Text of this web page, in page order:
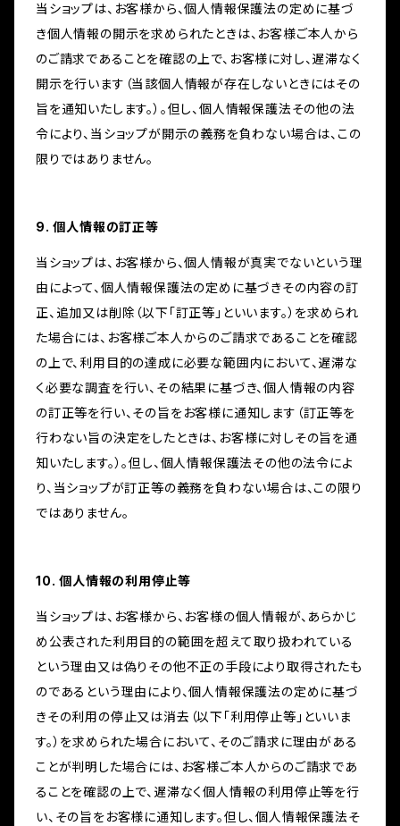
当ショップは、お客様から、個人情報保護法の定めに基づ
き個人情報の開示を求められたときは、お客様ご本人から
のご請求であることを確認の上で、お客様に対し、遅滞なく
開示を行います（当該個人情報が存在しないときにはその
旨を通知いたします。）。但し、個人情報保護法その他の法
令により、当ショップが開示の義務を負わない場合は、この
限りではありません。
9. 個人情報の訂正等
当ショップは、お客様から、個人情報が真実でないという理
由によって、個人情報保護法の定めに基づきその内容の訂
正、追加又は削除（以下「訂正等」といいます。）を求められ
た場合には、お客様ご本人からのご請求であることを確認
の上で、利用目的の達成に必要な範囲内において、遅滞な
く必要な調査を行い、その結果に基づき、個人情報の内容
の訂正等を行い、その旨をお客様に通知します（訂正等を
行わない旨の決定をしたときは、お客様に対しその旨を通
知いたします。）。但し、個人情報保護法その他の法令によ
り、当ショップが訂正等の義務を負わない場合は、この限り
ではありません。
10. 個人情報の利用停止等
当ショップは、お客様から、お客様の個人情報が、あらかじ
め公表された利用目的の範囲を超えて取り扱われている
という理由又は偽りその他不正の手段により取得されたも
のであるという理由により、個人情報保護法の定めに基づ
きその利用の停止又は消去（以下「利用停止等」といいま
す。）を求められた場合において、そのご請求に理由がある
ことが判明した場合には、お客様ご本人からのご請求であ
ることを確認の上で、遅滞なく個人情報の利用停止等を行
い、その旨をお客様に通知します。但し、個人情報保護法そ